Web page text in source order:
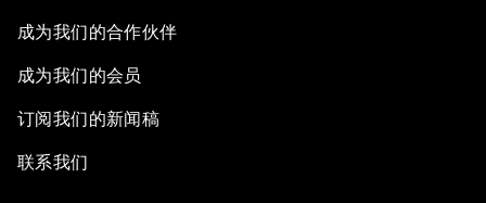
成为我们的合作伙伴
成为我们的会员
订阅我们的新闻稿
联系我们